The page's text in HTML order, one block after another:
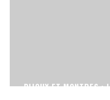
BIJOUX ET MONTRES :